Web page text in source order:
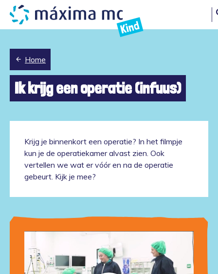
Kind
Home
Ik krijg een operatie (infuus)
Krijg je binnenkort een operatie? In het filmpje
kun je de operatiekamer alvast zien. Ook
vertellen we wat er vóór en na de operatie
gebeurt. Kijk je mee?